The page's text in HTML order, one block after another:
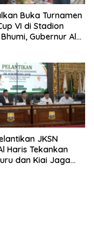
Buka Turnamen
VI di Stadion
Gubernur Al
JKSN
Haris Tekankan
dan Kiai Jaga